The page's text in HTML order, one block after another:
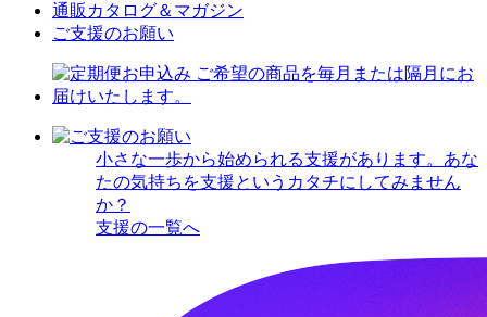
通販カタログ＆マガジン
ご支援のお願い
小さな一歩から始められる支援があります。あな
たの気持ちを支援というカタチにしてみません
か？
支援の一覧へ